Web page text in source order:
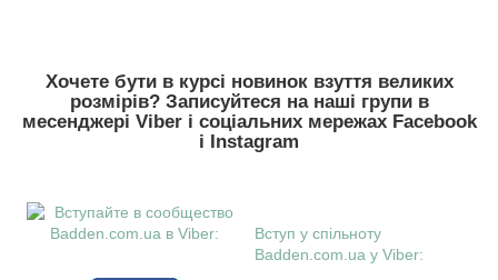
Хочете бути в курсі новинок взуття великих
розмірів? Записуйтеся на наші групи в
месенджері Viber і соціальних мережах Facebook
і Instagram
Вступ у спільноту
Badden.com.ua у Viber: